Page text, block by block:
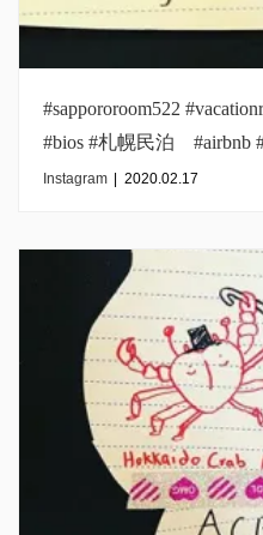
#sappororoom522
#bios #札幌民泊 #airbnb
Instagram | 2020.02.17